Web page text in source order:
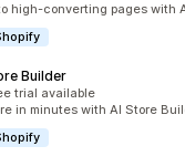
high-converting pages with
Builder
yhteensä
trial available
in minutes with AI Store